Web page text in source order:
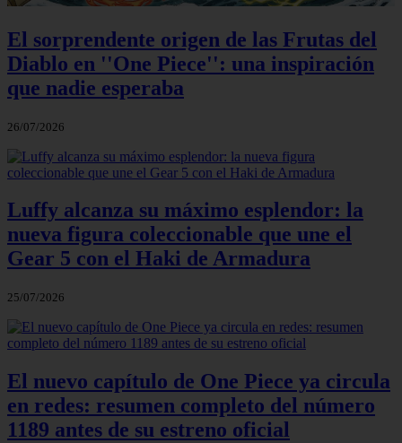
El sorprendente origen de las Frutas del
Diablo en ''One Piece'': una inspiración
que nadie esperaba
26/07/2026
Luffy alcanza su máximo esplendor: la
nueva figura coleccionable que une el
Gear 5 con el Haki de Armadura
25/07/2026
El nuevo capítulo de One Piece ya circula
en redes: resumen completo del número
1189 antes de su estreno oficial